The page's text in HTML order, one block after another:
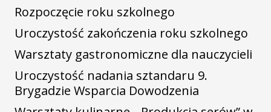
Rozpoczęcie roku szkolnego
Uroczystość zakończenia roku szkolnego
Warsztaty gastronomiczne dla nauczycieli
Uroczystość nadania sztandaru 9.
Brygadzie Wsparcia Dowodzenia